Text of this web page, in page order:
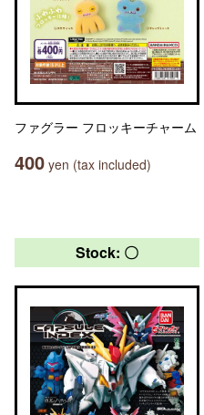
ファグラー フロッキーチャーム
400 yen (tax included)
Stock: 〇